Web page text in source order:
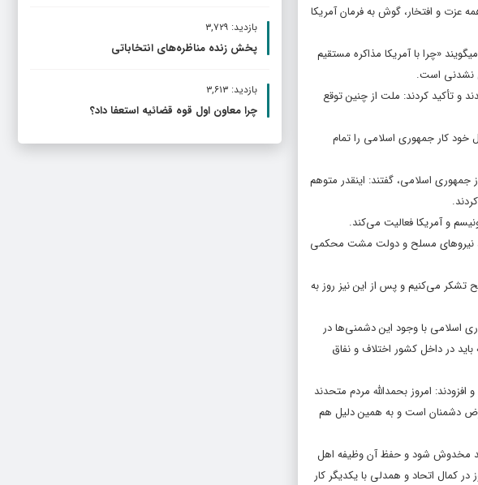
عزت و افتخار، گوش به‌ فرمان آمریکا
«چرا با آمریکا مذاکره مستقیم
نشدنی است.
و تأکید کردند: ملت از چنین توقع
کار جمهوری اسلامی را تمام
جمهوری اسلامی، گفتند: اینقدر متوهم
و آمریکا فعالیت می‌کند.
نیروهای مسلح و دولت مشت محکمی
تشکر می‌کنیم و پس از این نیز روز به
اسلامی با وجود این دشمنی‌ها در
در داخل کشور اختلاف و نفاق
امروز بحمدالله مردم متحدند
تعرض دشمنان است و به همین دلیل هم
مخدوش شود و حفظ آن وظیفه اهل
کمال اتحاد و همدلی با یکدیگر کار
بازدید: ۳,۷۲۹
پخش زنده مناظره‌های انتخاباتی
بازدید: ۳,۶۱۳
چرا معاون اول قوه قضائیه استعفا داد؟